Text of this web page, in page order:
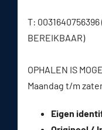
T: 0031640756396
BEREIKBAAR)
OPHALEN IS
Maandag t/m
Eigen